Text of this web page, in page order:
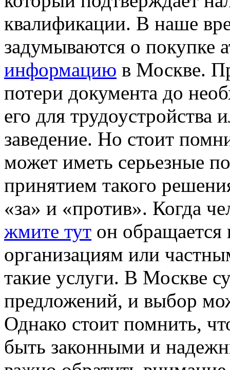
квалификации. В наше
задумываются о покупке
информацию в Москве.
потери документа до
его для трудоустройства
заведение. Но стоит
может иметь серьезные
принятием такого
«за» и «против». Когда
жмите тут он
организациям или
такие услуги. В Москве
предложений, и выбор
Однако стоит помнить,
быть законными и